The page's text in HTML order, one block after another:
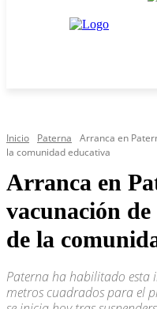
Inicio Paterna
Arranca en
la comunidad educativa
Arranca en
vacunación
de la
Paterna ha habilitado esta
metros cuadrados para el